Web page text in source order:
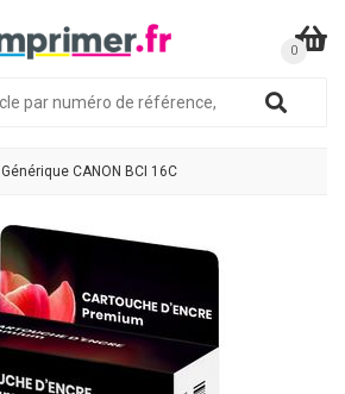
Générique CANON BCI 16C